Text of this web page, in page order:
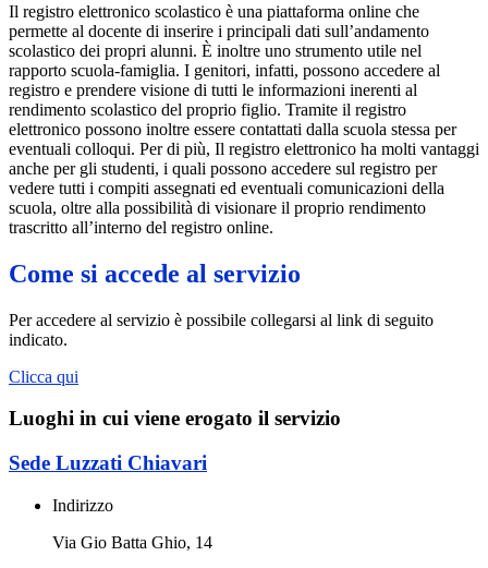
Il registro elettronico scolastico è una piattaforma online che
permette al docente di inserire i principali dati sull’andamento
scolastico dei propri alunni. È inoltre uno strumento utile nel
rapporto scuola-famiglia. I genitori, infatti, possono accedere al
registro e prendere visione di tutti le informazioni inerenti al
rendimento scolastico del proprio figlio. Tramite il registro
elettronico possono inoltre essere contattati dalla scuola stessa per
eventuali colloqui. Per di più, Il registro elettronico ha molti vantaggi
anche per gli studenti, i quali possono accedere sul registro per
vedere tutti i compiti assegnati ed eventuali comunicazioni della
scuola, oltre alla possibilità di visionare il proprio rendimento
trascritto all’interno del registro online.
Come si accede al servizio
Per accedere al servizio è possibile collegarsi al link di seguito
indicato.
Clicca qui
Luoghi in cui viene erogato il servizio
Sede Luzzati Chiavari
Indirizzo
Via Gio Batta Ghio, 14